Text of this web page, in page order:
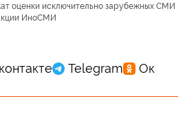
оценки исключительно зарубежных СМИ
ИноСМИ